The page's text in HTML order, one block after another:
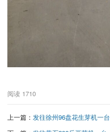
阅读 1710
上一篇： 发往徐州96盘花生芽机一台